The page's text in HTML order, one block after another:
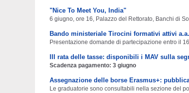
"Nice To Meet You, India"
6 giugno, ore 16, Palazzo del Rettorato, Banchi di
Bando ministeriale Tirocini formativi attivi a.a.
Presentazione domande di partecipazione entro il
III rata delle tasse: disponibili i MAV sulla
Scadenza pagamento: 3 giugno
Assegnazione delle borse Erasmus+:
Le graduatorie sono consultabili nella sezione del